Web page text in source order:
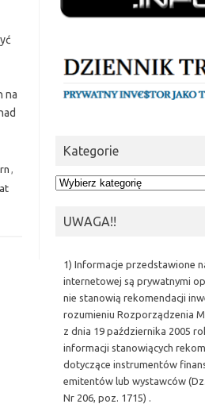
na
,
Kategorie
Kategorie
UWAGA!!
1) Informacje przedstawione
internetowej są prywatnymi
nie stanowią rekomendacji
rozumieniu Rozporządzenia
z dnia 19 października 2005
informacji stanowiących
dotyczące instrumentów
emitentów lub wystawców
Nr 206, poz. 1715) .